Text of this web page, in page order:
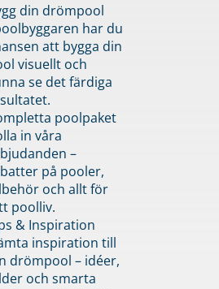
din drömpool
har du
att bygga din
visuellt och
se det färdiga
poolpaket
in våra
–
på pooler,
och allt för
poolliv.
& Inspiration
inspiration till
drömpool – idéer,
och smarta